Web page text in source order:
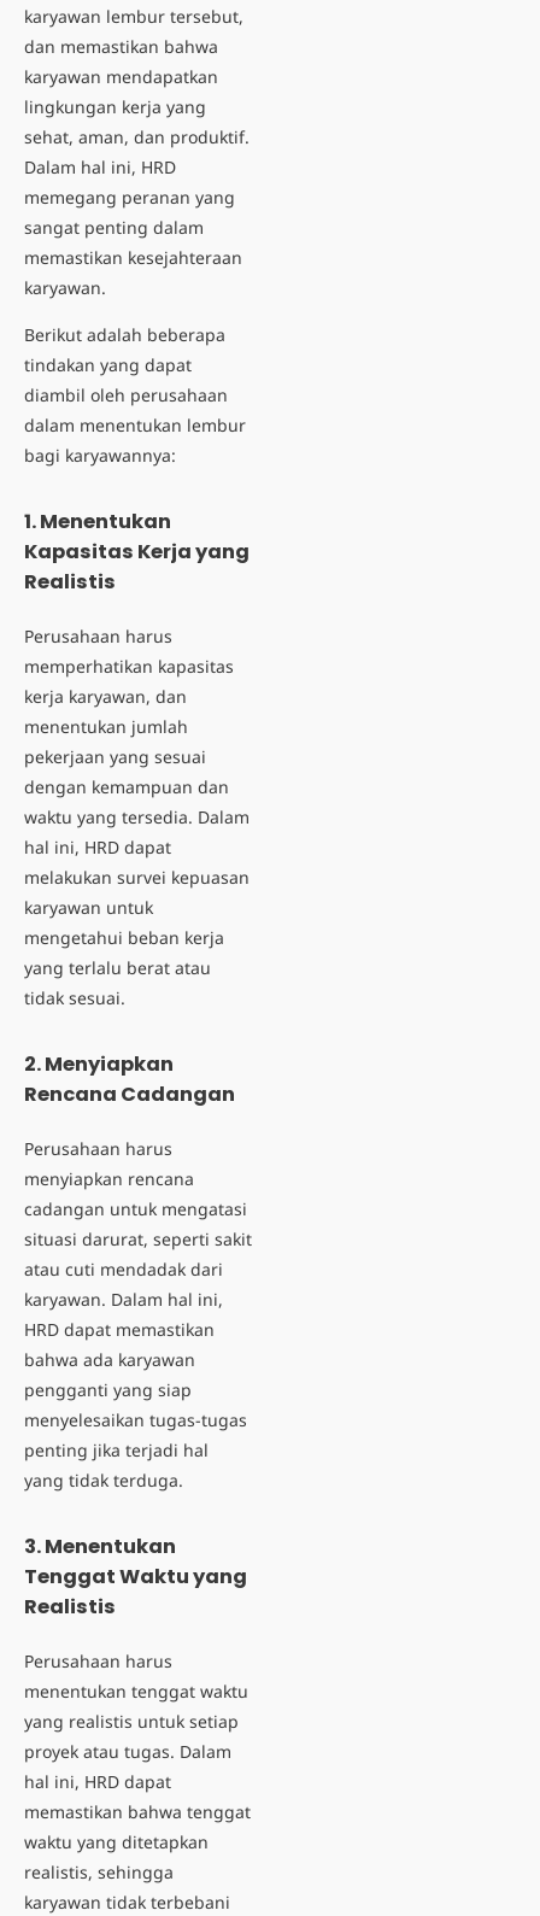
karyawan lembur tersebut,
dan memastikan bahwa
karyawan mendapatkan
lingkungan kerja yang
sehat, aman, dan produktif.
Dalam hal ini, HRD
memegang peranan yang
sangat penting dalam
memastikan kesejahteraan
karyawan.
Berikut adalah beberapa
tindakan yang dapat
diambil oleh perusahaan
dalam menentukan lembur
bagi karyawannya:
1. Menentukan
Kapasitas Kerja yang
Realistis
Perusahaan harus
memperhatikan kapasitas
kerja karyawan, dan
menentukan jumlah
pekerjaan yang sesuai
dengan kemampuan dan
waktu yang tersedia. Dalam
hal ini, HRD dapat
melakukan survei kepuasan
karyawan untuk
mengetahui beban kerja
yang terlalu berat atau
tidak sesuai.
2. Menyiapkan
Rencana Cadangan
Perusahaan harus
menyiapkan rencana
cadangan untuk mengatasi
situasi darurat, seperti sakit
atau cuti mendadak dari
karyawan. Dalam hal ini,
HRD dapat memastikan
bahwa ada karyawan
pengganti yang siap
menyelesaikan tugas-tugas
penting jika terjadi hal
yang tidak terduga.
3. Menentukan
Tenggat Waktu yang
Realistis
Perusahaan harus
menentukan tenggat waktu
yang realistis untuk setiap
proyek atau tugas. Dalam
hal ini, HRD dapat
memastikan bahwa tenggat
waktu yang ditetapkan
realistis, sehingga
karyawan tidak terbebani